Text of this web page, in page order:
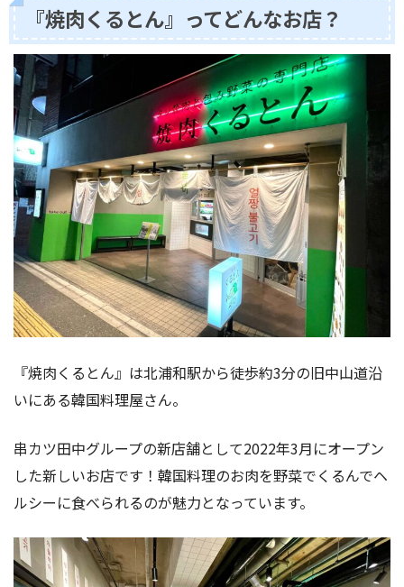
『焼肉くるとん』ってどんなお店？
『焼肉くるとん』は北浦和駅から徒歩約3分の旧中山道沿
いにある韓国料理屋さん。
串カツ田中グループの新店舗として2022年3月にオープン
した新しいお店です！韓国料理のお肉を野菜でくるんでヘ
ルシーに食べられるのが魅力となっています。